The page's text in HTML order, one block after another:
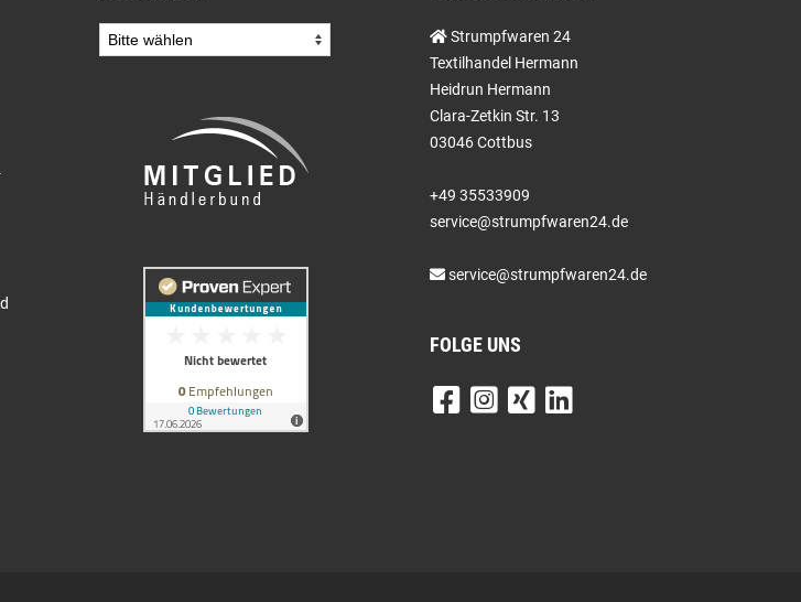
Strumpfwaren 24
Textilhandel Hermann
Heidrun Hermann
Clara-Zetkin Str. 13
03046 Cottbus
+49 35533909
service@strumpfwaren24.de
service@strumpfwaren24.de
FOLGE UNS